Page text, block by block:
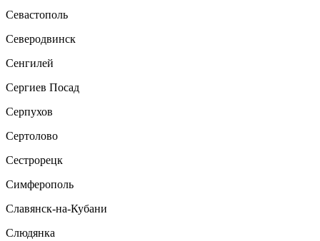
Севастополь
Северодвинск
Сенгилей
Сергиев Посад
Серпухов
Сертолово
Сестрорецк
Симферополь
Славянск-на-Кубани
Слюдянка